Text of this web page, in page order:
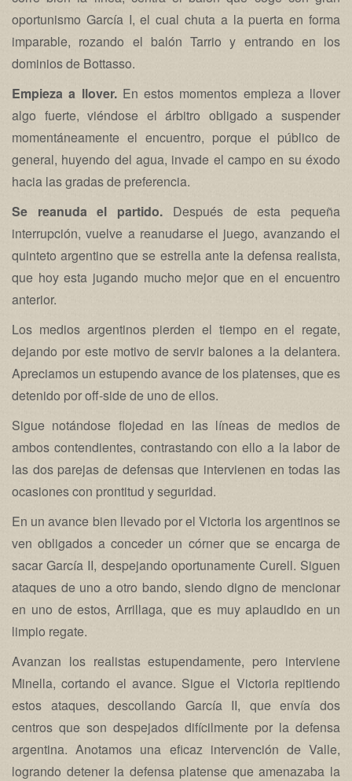
oportunismo García I, el cual chuta a la puerta en forma
imparable, rozando el balón Tarrio y entrando en los
dominios de Bottasso.
Empieza a llover.En estos momentos empieza a llover
algo fuerte, viéndose el árbitro obligado a suspender
momentáneamente el encuentro, porque el público de
general, huyendo del agua, invade el campo en su éxodo
hacia las gradas de preferencia.
Se reanuda el partido. Después de esta pequeña
interrupción, vuelve a reanudarse el juego, avanzando el
quinteto argentino que se estrella ante la defensa realista,
que hoy esta jugando mucho mejor que en el encuentro
anterior.
Los medios argentinos pierden el tiempo en el regate,
dejando por este motivo de servir balones a la delantera.
Apreciamos un estupendo avance de los platenses, que es
detenido por off-side de uno de ellos.
Sigue notándose flojedad en las líneas de medios de
ambos contendientes, contrastando con ello a la labor de
las dos parejas de defensas que intervienen en todas las
ocasiones con prontitud y seguridad.
En un avance bien llevado por el Victoria los argentinos se
ven obligados a conceder un córner que se encarga de
sacar García II, despejando oportunamente Curell. Siguen
ataques de uno a otro bando, siendo digno de mencionar
en uno de estos, Arrillaga, que es muy aplaudido en un
limpio regate.
Avanzan los realistas estupendamente, pero interviene
Minella, cortando el avance. Sigue el Victoria repitiendo
estos ataques, descollando García II, que envía dos
centros que son despejados difícilmente por la defensa
argentina. Anotamos una eficaz intervención de Valle,
logrando detener la defensa platense que amenazaba la